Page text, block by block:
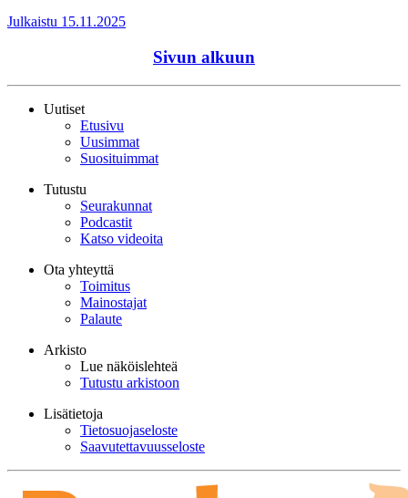
Julkaistu 15.11.2025
Sivun alkuun
Uutiset
Etusivu
Uusimmat
Suosituimmat
Tutustu
Seurakunnat
Podcastit
Katso videoita
Ota yhteyttä
Toimitus
Mainostajat
Palaute
Arkisto
Lue näköislehteä
Tutustu arkistoon
Lisätietoja
Tietosuojaseloste
Saavutettavuusseloste